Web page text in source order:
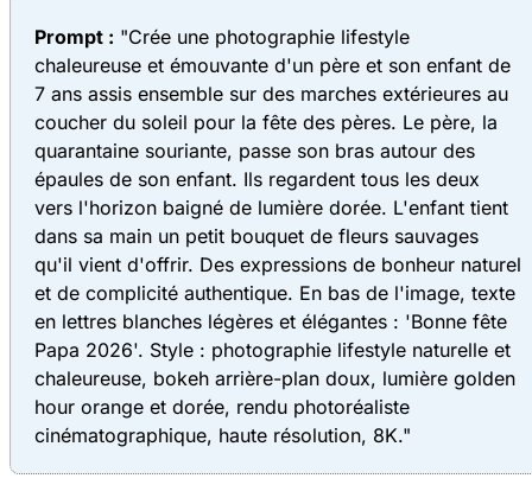
Prompt : "Crée une photographie lifestyle
chaleureuse et émouvante d'un père et son enfant de
7 ans assis ensemble sur des marches extérieures au
coucher du soleil pour la fête des pères. Le père, la
quarantaine souriante, passe son bras autour des
épaules de son enfant. Ils regardent tous les deux
vers l'horizon baigné de lumière dorée. L'enfant tient
dans sa main un petit bouquet de fleurs sauvages
qu'il vient d'offrir. Des expressions de bonheur naturel
et de complicité authentique. En bas de l'image, texte
en lettres blanches légères et élégantes : 'Bonne fête
Papa 2026'. Style : photographie lifestyle naturelle et
chaleureuse, bokeh arrière-plan doux, lumière golden
hour orange et dorée, rendu photoréaliste
cinématographique, haute résolution, 8K."